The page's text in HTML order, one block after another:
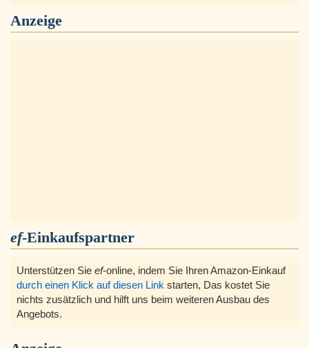
Anzeige
ef-Einkaufspartner
Unterstützen Sie ef-online, indem Sie Ihren Amazon-Einkauf
durch einen Klick auf diesen Link starten, Das kostet Sie
nichts zusätzlich und hilft uns beim weiteren Ausbau des
Angebots.